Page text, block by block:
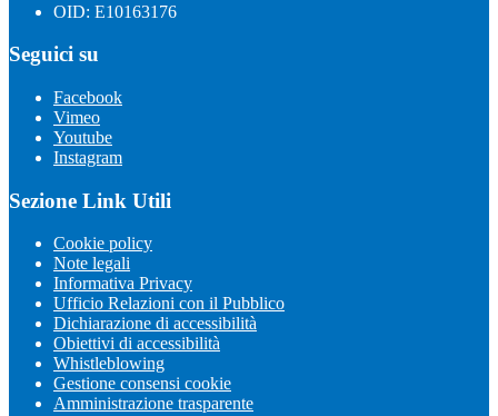
OID: E10163176
Seguici su
Facebook
Vimeo
Youtube
Instagram
Sezione Link Utili
Cookie policy
Note legali
Informativa Privacy
Ufficio Relazioni con il Pubblico
Dichiarazione di accessibilità
Obiettivi di accessibilità
Whistleblowing
Gestione consensi cookie
Amministrazione trasparente